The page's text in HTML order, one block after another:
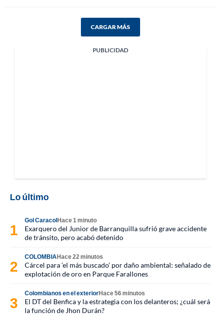
CARGAR MÁS
PUBLICIDAD
Lo último
Gol CaracolHace 1 minuto
Exarquero del Junior de Barranquilla sufrió grave accidente
de tránsito, pero acabó detenido
COLOMBIAHace 22 minutos
Cárcel para ‘el más buscado’ por daño ambiental: señalado de
explotación de oro en Parque Farallones
Colombianos en el exteriorHace 56 minutos
El DT del Benfica y la estrategia con los delanteros; ¿cuál será
la función de Jhon Durán?